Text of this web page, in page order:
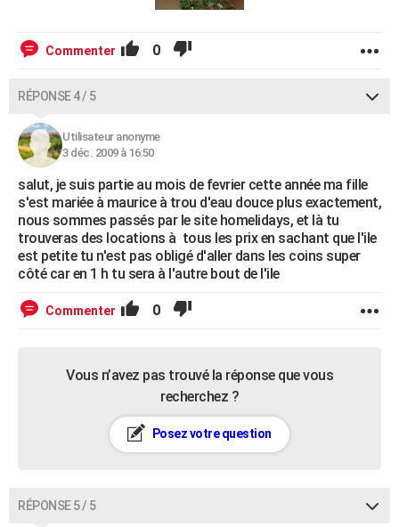
Commenter 0
RÉPONSE 4 / 5
Utilisateur anonyme
3 déc. 2009 à 16:50
salut, je suis partie au mois de fevrier cette année ma fille
s'est mariée à maurice à trou d'eau douce plus exactement,
nous sommes passés par le site homelidays, et là tu
trouveras des locations à tous les prix en sachant que l'ile
est petite tu n'est pas obligé d'aller dans les coins super
côté car en 1 h tu sera à l'autre bout de l'ile
Commenter 0
Vous n’avez pas trouvé la réponse que vous
recherchez ?
Posez votre question
RÉPONSE 5 / 5